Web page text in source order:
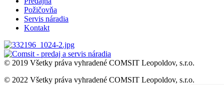
Požičovňa
Servis náradia
Kontakt
© 2019 Všetky práva vyhradené COMSIT Leopoldov, s.r.o.
© 2022 Všetky práva vyhradené COMSIT Leopoldov, s.r.o.